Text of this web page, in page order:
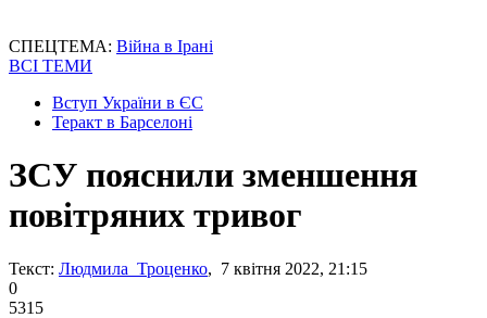
СПЕЦТЕМА: Війна в Ірані
ВСІ ТЕМИ
Вступ України в ЄС
Теракт в Барселоні
ЗСУ пояснили зменшення
повітряних тривог
Текст: Людмила Троценко, 7 квітня 2022, 21:15
0
5315